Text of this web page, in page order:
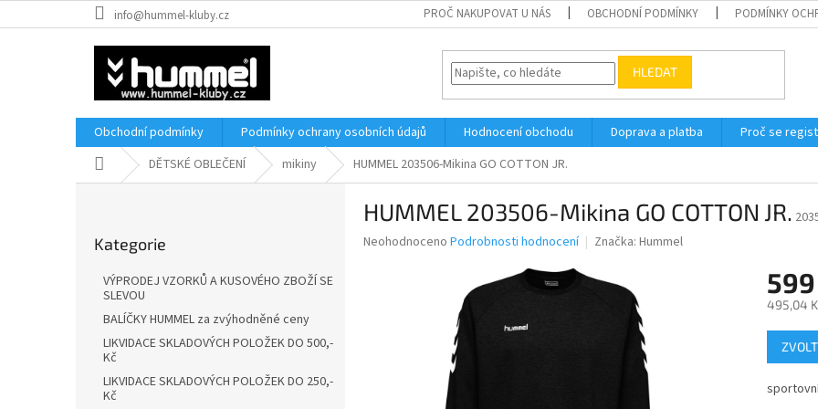
na
info@hummel-kluby.cz PROČ NAKUPOVAT U NÁS OBCHODNÍ PODMÍNKY PODMÍNKY
HLEDAT
Obchodní podmínky Podmínky ochrany osobních údajů Hodnocení obchodu Doprava a platba Proč se
Domů DĚTSKÉ OBLEČENÍ mikiny HUMMEL 203506-Mikina GO COTTON JR.
kategorie
Kategorie
VÝPRODEJ VZORKŮ A KUSOVÉHO ZBOŽÍ SE
SLEVOU
BALÍČKY HUMMEL za zvýhodněné ceny
LIKVIDACE SKLADOVÝCH POLOŽEK DO 500,-
Kč
LIKVIDACE SKLADOVÝCH POLOŽEK DO 250,-
Kč
HUMMEL 203506-Mikina GO COTTON JR.
Průměrné
Neohodnoceno Podrobnosti hodnocení Značka: Hummel
495,04
Měrná
cena: